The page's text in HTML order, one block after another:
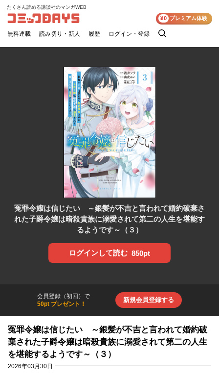
コミックDAYS
たくさん読める講談社のマンガWEB
無料連載 読み切り・新人 履歴 ログイン・登録
検
¥0 プレミアム体験
冤罪令嬢は信じたい ～銀髪が不吉と言われて婚約破棄さ
れた子爵令嬢は暗殺貴族に溺愛されて第二の人生を堪能す
るようです～（３）
ログインして読む 850pt
会員登録（初回）で
50pt プレゼント！
新規会員登録する
冤罪令嬢は信じたい ～銀髪が不吉と言われて婚約破
棄された子爵令嬢は暗殺貴族に溺愛されて第二の人生
を堪能するようです～（３）
2026年03月30日